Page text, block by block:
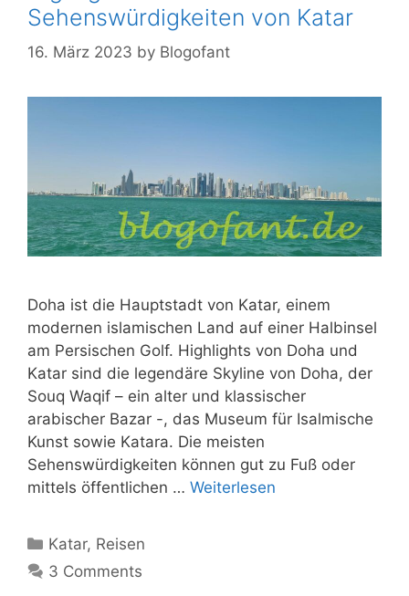
Sehenswürdigkeiten von Katar
16. März 2023 by Blogofant
Doha ist die Hauptstadt von Katar, einem
modernen islamischen Land auf einer Halbinsel
am Persischen Golf. Highlights von Doha und
Katar sind die legendäre Skyline von Doha, der
Souq Waqif – ein alter und klassischer
arabischer Bazar -, das Museum für Isalmische
Kunst sowie Katara. Die meisten
Sehenswürdigkeiten können gut zu Fuß oder
mittels öffentlichen … Weiterlesen
Kategorien
Katar, Reisen
3 Comments